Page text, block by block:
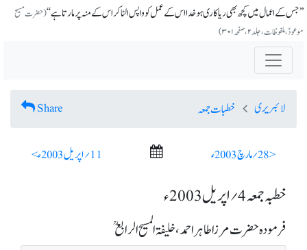
’’جس کے اعمال میں کچھ بھی ریاکاری ہوخدا اس کے عمل کو واپس الٹاکر اس کے منہ پر مارتا ہے‘‘(حضرت مسیح
موعودؑ،ملفوظات ، جلد ۲، صفحہ ۳۰۱)
لائبریری خطبات جمعہ Share
< 28؍ مارچ 2003ء 11؍ اپریل 2003ء >
خطبہ جمعہ 4؍ اپریل 2003ء
فرمودہ حضرت مرزا طاہر احمد، خلیفۃ المسیح الرابعؒ